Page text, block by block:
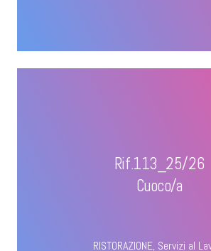
Rif.113_25/26
Cuoco/a
RISTORAZIONE, Servizi al